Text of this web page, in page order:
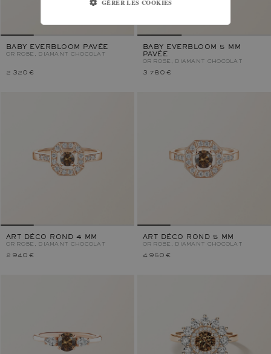
BABY EVERBLOOM PAVÉE
OR ROSE, DIAMANT CHOCOLAT
2 320 €
BABY EVERBLOOM 5 MM
PAVÉE
OR ROSE, DIAMANT CHOCOLAT
3 780 €
ART DÉCO ROND 4 MM
OR ROSE, DIAMANT CHOCOLAT
2 940 €
ART DÉCO ROND 5 MM
OR ROSE, DIAMANT CHOCOLAT
4 950 €
GÉRER LES COOKIES